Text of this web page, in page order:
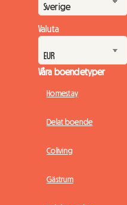
Valuta
Våra boendetyper
Homestay
Delat boende
Coliving
Gästrum